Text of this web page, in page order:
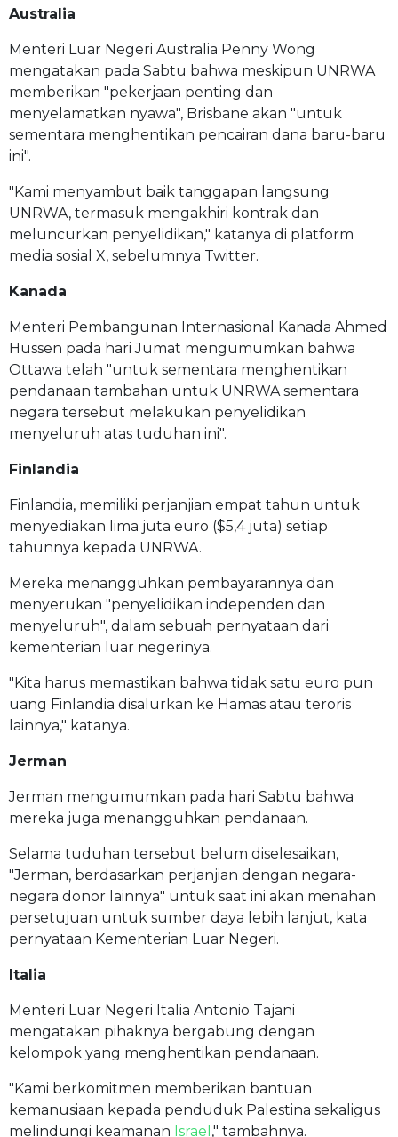
Australia
Menteri Luar Negeri Australia Penny Wong
mengatakan pada Sabtu bahwa meskipun UNRWA
memberikan "pekerjaan penting dan
menyelamatkan nyawa", Brisbane akan "untuk
sementara menghentikan pencairan dana baru-baru
ini".
"Kami menyambut baik tanggapan langsung
UNRWA, termasuk mengakhiri kontrak dan
meluncurkan penyelidikan," katanya di platform
media sosial X, sebelumnya Twitter.
Kanada
Menteri Pembangunan Internasional Kanada Ahmed
Hussen pada hari Jumat mengumumkan bahwa
Ottawa telah "untuk sementara menghentikan
pendanaan tambahan untuk UNRWA sementara
negara tersebut melakukan penyelidikan
menyeluruh atas tuduhan ini".
Finlandia
Finlandia, memiliki perjanjian empat tahun untuk
menyediakan lima juta euro ($5,4 juta) setiap
tahunnya kepada UNRWA.
Mereka menangguhkan pembayarannya dan
menyerukan "penyelidikan independen dan
menyeluruh", dalam sebuah pernyataan dari
kementerian luar negerinya.
"Kita harus memastikan bahwa tidak satu euro pun
uang Finlandia disalurkan ke Hamas atau teroris
lainnya," katanya.
Jerman
Jerman mengumumkan pada hari Sabtu bahwa
mereka juga menangguhkan pendanaan.
Selama tuduhan tersebut belum diselesaikan,
"Jerman, berdasarkan perjanjian dengan negara-
negara donor lainnya" untuk saat ini akan menahan
persetujuan untuk sumber daya lebih lanjut, kata
pernyataan Kementerian Luar Negeri.
Italia
Menteri Luar Negeri Italia Antonio Tajani
mengatakan pihaknya bergabung dengan
kelompok yang menghentikan pendanaan.
"Kami berkomitmen memberikan bantuan
kemanusiaan kepada penduduk Palestina sekaligus
melindungi keamanan Israel ," tambahnya.